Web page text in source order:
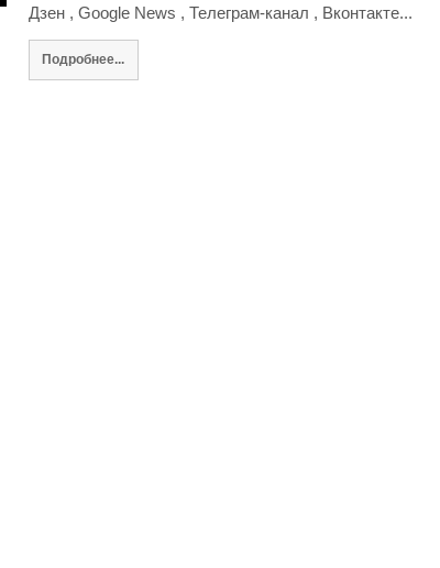
Дзен , Google News , Телеграм-канал , Вконтакте...
Подробнее...